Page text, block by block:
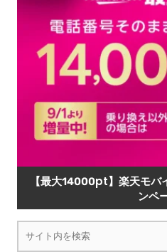
【最大14000pt】楽天モバ
ンペ